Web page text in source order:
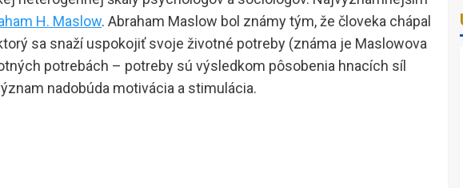
H. Maslow. Abraham Maslow bol známy tým, že človeka chápal
sa snaží uspokojiť svoje životné potreby (známa je Maslowova
potrebách – potreby sú výsledkom pôsobenia hnacích síl
nadobúda motivácia a stimulácia.